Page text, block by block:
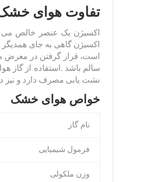
تفاوت هوای
اکسیژن یک عنصر خالص
اکسیژن گاهی به جای
است، قرار گرفتن در معرض
سالم باشد .استفاده از گاز
نشت یابی مصرف دارد و نیز
خواص هوای خشک
نام گاز
فرمول شیمیایی
وزن ملکولی